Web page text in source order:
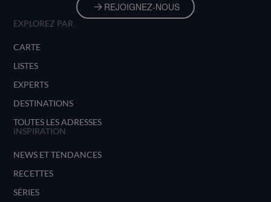
REJOIGNEZ-NOUS
EXPLOREZ PAR
CARTE
LISTES
EXPERTS
DESTINATIONS
TOUTES LES ADRESSES
INSPIRATION
NEWS ET TENDANCES
RECETTES
SÉRIES